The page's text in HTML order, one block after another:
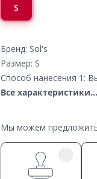
S
Бренд: Sol's
Размер: S
Способ нанесения 1:
Все характеристики...
Мы можем предложить